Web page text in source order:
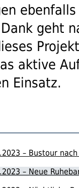
geht
aktive
Einsatz.
– Bustour
– Neue